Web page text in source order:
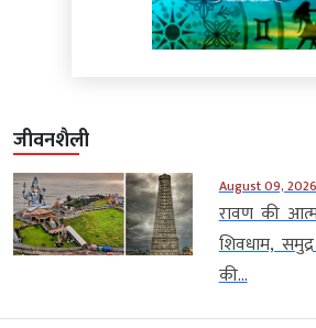
जीवनशैली
August 09, 2026
रावण की
शिवधाम,
की...